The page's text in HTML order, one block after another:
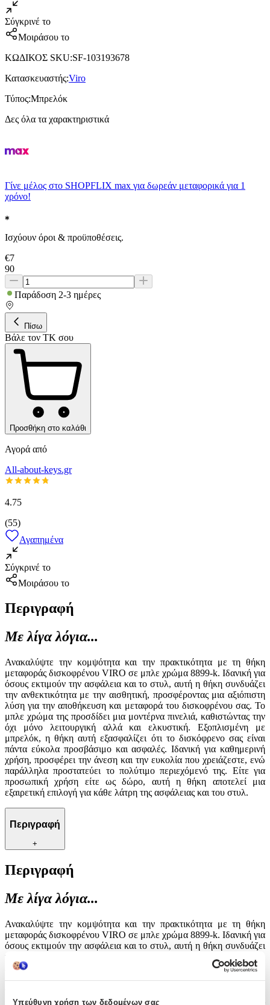
Υπεύθυνη χρήση των δεδομένων σας
Σύγκρινέ το
Μοιράσου το
ΚΩΔΙΚΟΣ SKU:SF-103193678
Κατασκευαστής:Viro
Τύπος:Μπρελόκ
Δες όλα τα χαρακτηριστικά
Γίνε μέλος στο SHOPFLIX max για δωρεάν μεταφορικά για 1
χρόνο!
Ισχύουν όροι & προϋποθέσεις.
€7
90
Παράδοση 2-3 ημέρες
Πίσω
Βάλε τον ΤΚ σου
Προσθήκη στο καλάθι
Αγορά από
All-about-keys.gr
4.75
(55)
Αγαπημένα
Σύγκρινέ το
Μοιράσου το
Περιγραφή
Με λίγα λόγια...
Ανακαλύψτε την κομψότητα και την πρακτικότητα με τη θήκη
μεταφοράς δισκοφρένου VIRO σε μπλε χρώμα 8899-k. Ιδανική για
όσους εκτιμούν την ασφάλεια και το στυλ, αυτή η θήκη συνδυάζει
την ανθεκτικότητα με την αισθητική, προσφέροντας μια αξιόπιστη
λύση για την αποθήκευση και μεταφορά του δισκοφρένου σας. Το
μπλε χρώμα της προσδίδει μια μοντέρνα πινελιά, καθιστώντας την
όχι μόνο λειτουργική αλλά και ελκυστική. Εξοπλισμένη με
μπρελόκ, η θήκη αυτή εξασφαλίζει ότι το δισκόφρενο σας είναι
πάντα εύκολα προσβάσιμο και ασφαλές. Ιδανική για καθημερινή
χρήση, προσφέρει την άνεση και την ευκολία που χρειάζεστε, ενώ
παράλληλα προστατεύει το πολύτιμο περιεχόμενό της. Είτε για
προσωπική χρήση είτε ως δώρο, αυτή η θήκη αποτελεί μια
εξαιρετική επιλογή για κάθε λάτρη της ασφάλειας και του στυλ.
Περιγραφή
+
Περιγραφή
Με λίγα λόγια...
Ανακαλύψτε την κομψότητα και την πρακτικότητα με τη θήκη
μεταφοράς δισκοφρένου VIRO σε μπλε χρώμα 8899-k. Ιδανική για
όσους εκτιμούν την ασφάλεια και το στυλ, αυτή η θήκη συνδυάζει
την ανθεκτικότητα με την αισθητική, προσφέροντας μια αξιόπιστη
λύση για την αποθήκευση και μεταφορά του δισκοφρένου σας. Το
μπλε χρώμα της προσδίδει μια μοντέρνα πινελιά, καθιστώντας την
μπρελόκ, η θήκη αυτή εξασφαλίζει ότι το δισκόφρενο σας είναι